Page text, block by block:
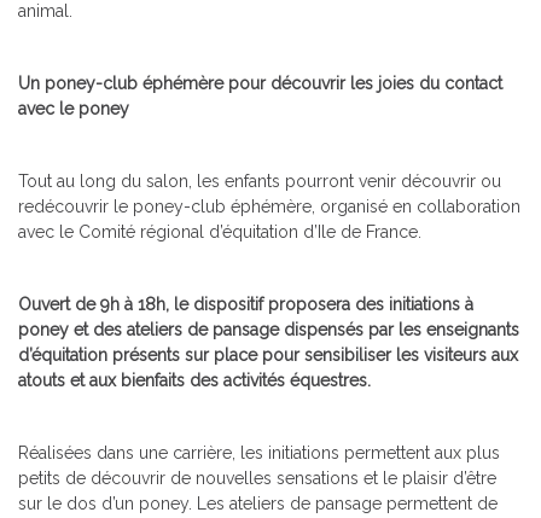
animal.
Un poney-club éphémère pour découvrir les joies du contact
avec le poney
Tout au long du salon, les enfants pourront venir découvrir ou
redécouvrir le poney-club éphémère, organisé en collaboration
avec le Comité régional d’équitation d’Ile de France.
Ouvert de 9h à 18h, le dispositif proposera des initiations à
poney et des ateliers de pansage dispensés par les enseignants
d’équitation présents sur place pour sensibiliser les visiteurs aux
atouts et aux bienfaits des activités équestres.
Réalisées dans une carrière, les initiations permettent aux plus
petits de découvrir de nouvelles sensations et le plaisir d’être
sur le dos d’un poney. Les ateliers de pansage permettent de